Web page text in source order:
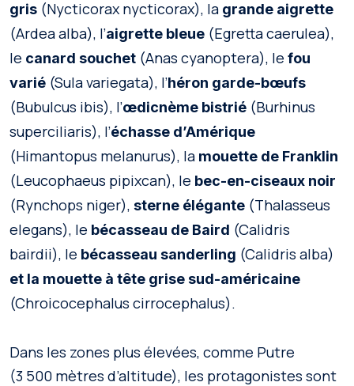
gris (Nycticorax nycticorax), la grande aigrette
(Ardea alba), l’aigrette bleue (Egretta caerulea),
le canard souchet (Anas cyanoptera), le fou
varié (Sula variegata), l’héron garde-bœufs
(Bubulcus ibis), l’œdicnème bistrié (Burhinus
superciliaris), l’échasse d’Amérique
(Himantopus melanurus), la mouette de Franklin
(Leucophaeus pipixcan), le bec-en-ciseaux noir
(Rynchops niger), sterne élégante (Thalasseus
elegans), le bécasseau de Baird (Calidris
bairdii), le bécasseau sanderling (Calidris alba)
et la mouette à tête grisesud-américaine
(Chroicocephalus cirrocephalus).
Dans les zones plus élevées, comme Putre
(3 500 mètres d’altitude), les protagonistes sont